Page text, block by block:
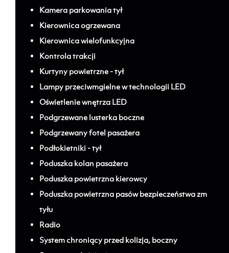
Kamera parkowania tył
Kierownica ogrzewana
Kierownica wielofunkcyjna
Kontrola trakcji
Kurtyny powietrzne - tył
Lampy przeciwmgielne w technologii LED
Oświetlenie wnętrza LED
Podgrzewane lusterka boczne
Podgrzewany fotel pasażera
Podłokietniki - tył
Poduszka kolan pasażera
Poduszka powietrzna kierowcy
Poduszka powietrzna pasów bezpieczeństwa zm
tyłu
Radio
System chroniący przed kolizja, boczny